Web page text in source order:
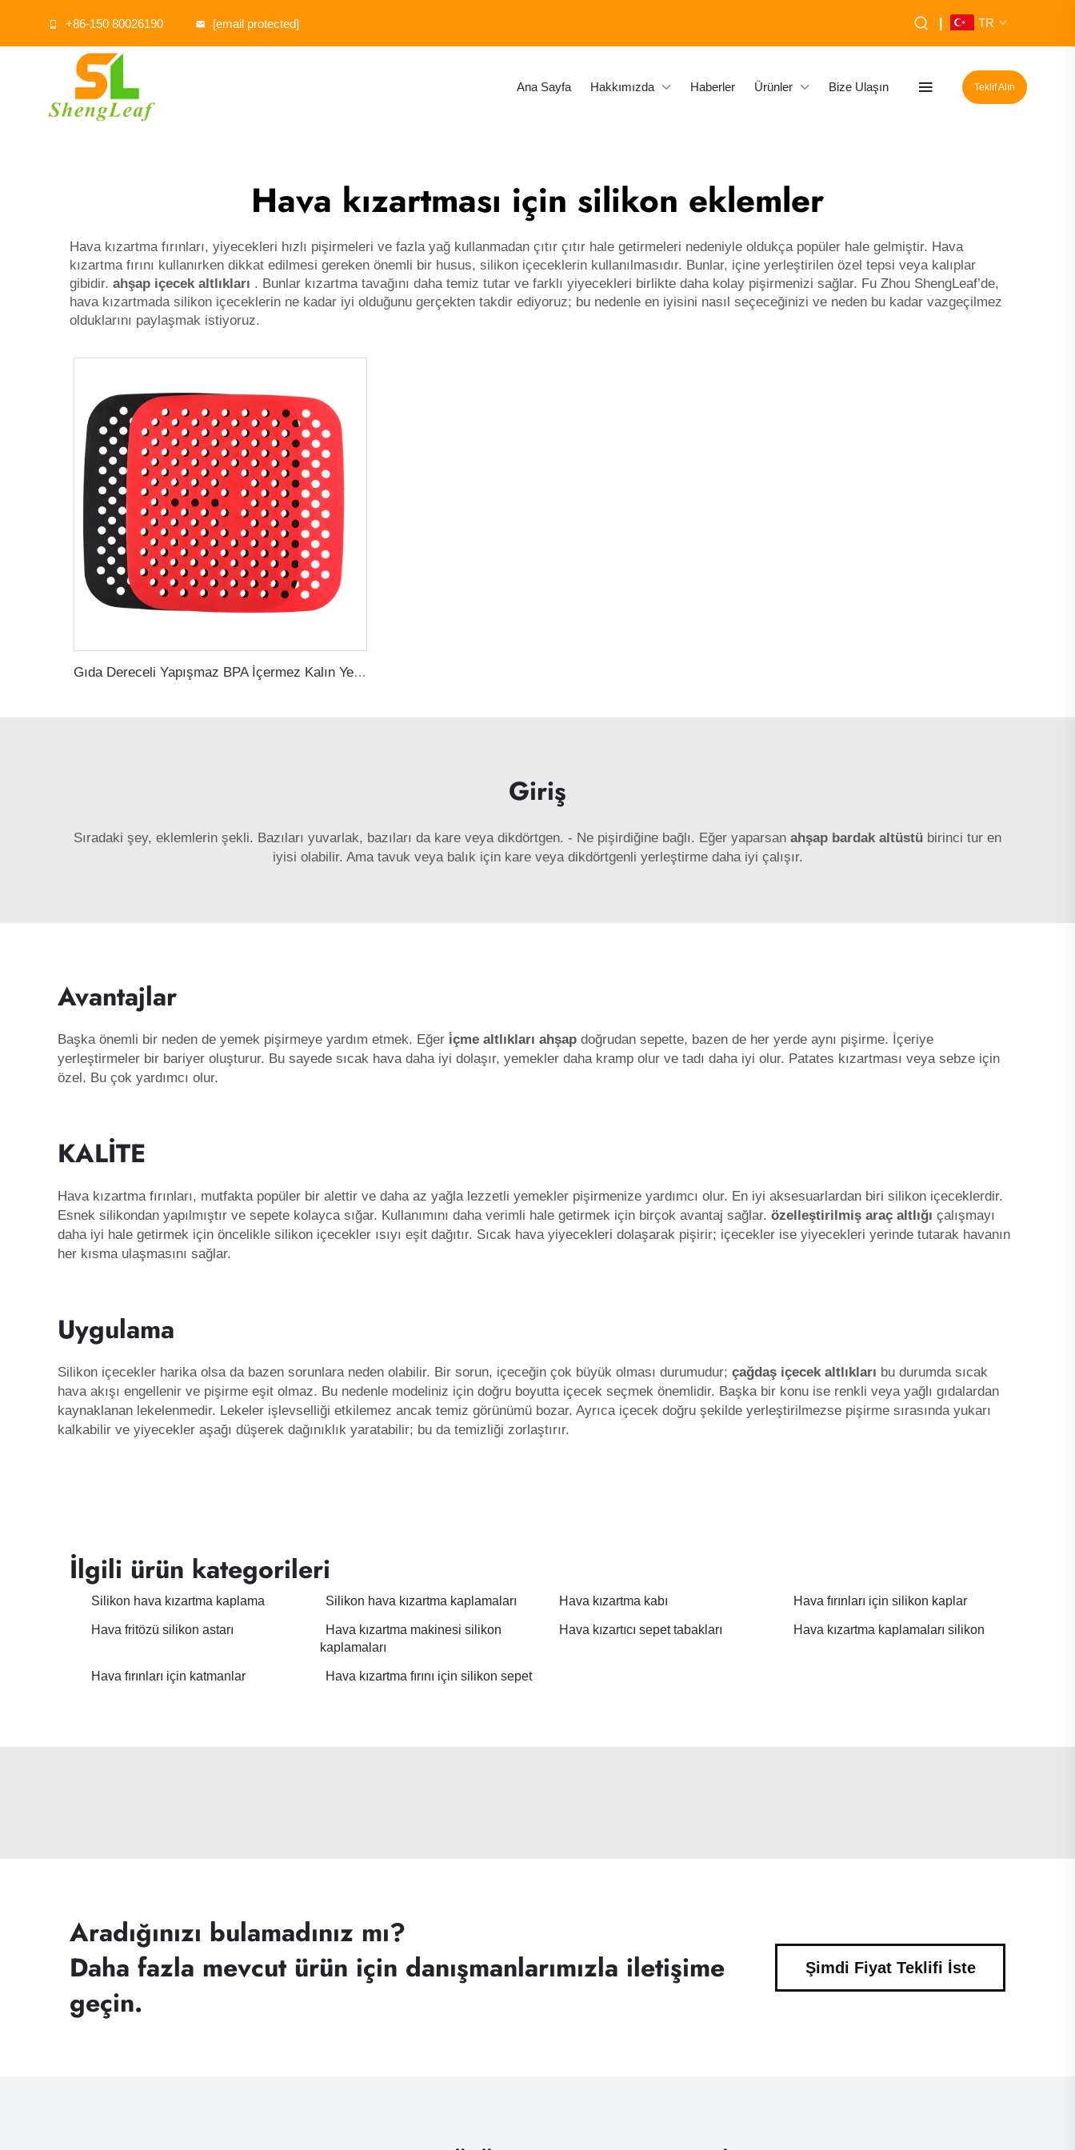
+86-150 80026190 [email protected] TR
Ana Sayfa Hakkımızda Haberler Ürünler Bize Ulaşın Teklif Alın
Hava kızartması için silikon eklemler
Hava kızartma fırınları, yiyecekleri hızlı pişirmeleri ve fazla yağ kullanmadan çıtır çıtır hale getirmeleri nedeniyle oldukça popüler hale gelmiştir. Hava
kızartma fırını kullanırken dikkat edilmesi gereken önemli bir husus, silikon içeceklerin kullanılmasıdır. Bunlar, içine yerleştirilen özel tepsi veya kalıplar
gibidir. ahşap içecek altlıkları . Bunlar kızartma tavağını daha temiz tutar ve farklı yiyecekleri birlikte daha kolay pişirmenizi sağlar. Fu Zhou ShengLeaf’de,
hava kızartmada silikon içeceklerin ne kadar iyi olduğunu gerçekten takdir ediyoruz; bu nedenle en iyisini nasıl seçeceğinizi ve neden bu kadar vazgeçilmez
olduklarını paylaşmak istiyoruz.
Gıda Dereceli Yapışmaz BPA İçermez Kalın Yeniden Kullanılabilir Fırın Pişirme Kızartma Pizza Tavuk Tatlısı Pişirme Hava Fritözü Silikon Mat Altlık
Giriş
Sıradaki şey, eklemlerin şekli. Bazıları yuvarlak, bazıları da kare veya dikdörtgen. - Ne pişirdiğine bağlı. Eğer yaparsan ahşap bardak altüstü birinci tur en
iyisi olabilir. Ama tavuk veya balık için kare veya dikdörtgenli yerleştirme daha iyi çalışır.
Avantajlar
Başka önemli bir neden de yemek pişirmeye yardım etmek. Eğer i̇çme altlıkları ahşap doğrudan sepette, bazen de her yerde aynı pişirme. İçeriye
yerleştirmeler bir bariyer oluşturur. Bu sayede sıcak hava daha iyi dolaşır, yemekler daha kramp olur ve tadı daha iyi olur. Patates kızartması veya sebze için
özel. Bu çok yardımcı olur.
KALİTE
Hava kızartma fırınları, mutfakta popüler bir alettir ve daha az yağla lezzetli yemekler pişirmenize yardımcı olur. En iyi aksesuarlardan biri silikon içeceklerdir.
Esnek silikondan yapılmıştır ve sepete kolayca sığar. Kullanımını daha verimli hale getirmek için birçok avantaj sağlar. özelleştirilmiş araç altlığı çalışmayı
daha iyi hale getirmek için öncelikle silikon içecekler ısıyı eşit dağıtır. Sıcak hava yiyecekleri dolaşarak pişirir; içecekler ise yiyecekleri yerinde tutarak havanın
her kısma ulaşmasını sağlar.
Uygulama
Silikon içecekler harika olsa da bazen sorunlara neden olabilir. Bir sorun, içeceğin çok büyük olması durumudur; çağdaş içecek altlıkları bu durumda sıcak
hava akışı engellenir ve pişirme eşit olmaz. Bu nedenle modeliniz için doğru boyutta içecek seçmek önemlidir. Başka bir konu ise renkli veya yağlı gıdalardan
kaynaklanan lekelenmedir. Lekeler işlevselliği etkilemez ancak temiz görünümü bozar. Ayrıca içecek doğru şekilde yerleştirilmezse pişirme sırasında yukarı
kalkabilir ve yiyecekler aşağı düşerek dağınıklık yaratabilir; bu da temizliği zorlaştırır.
İlgili ürün kategorileri
Silikon hava kızartma kaplama Silikon hava kızartma kaplamaları Hava kızartma kabı Hava fırınları için silikon kaplar
Hava fritözü silikon astarı
Hava kızartma makinesi silikon
kaplamaları
Hava kızartıcı sepet tabakları Hava kızartma kaplamaları silikon
Hava fırınları için katmanlar Hava kızartma fırını için silikon sepet
Aradığınızı bulamadınız mı?
Daha fazla mevcut ürün için danışmanlarımızla iletişime
geçin.
Şimdi Fiyat Teklifi İste